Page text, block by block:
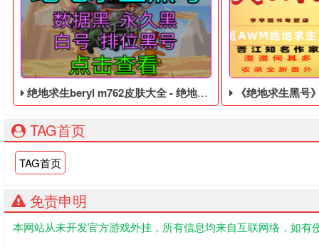
大家好！绝地求生黑号欢迎大家来到本期PUBG实验室介绍公
荣耀特库摩新作
绝地求生beryl m762皮肤大全 - 绝地求生便宜的皮肤白号 《绝地求生黑号》-钢铁收割:完整版预计将于
TAG首页
TAG首页
免责申明
本网站从未开发官方游戏外挂，所有信息均来自互联网络，如